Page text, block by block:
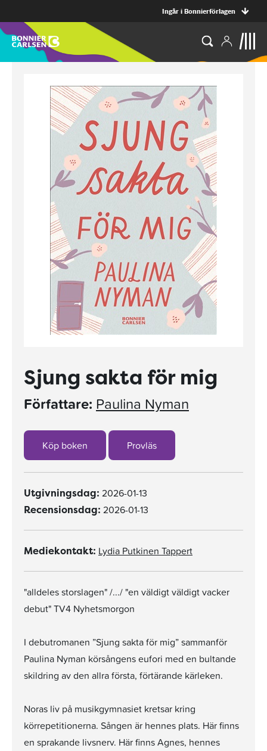
Ingår i Bonnierförlagen
Sjung sakta för mig
Författare: Paulina Nyman
Köp boken Provläs
Utgivningsdag: 2026-01-13
Recensionsdag: 2026-01-13
Mediekontakt: Lydia Putkinen Tappert
"alldeles storslagen" /.../ "en väldigt väldigt vacker
debut" TV4 Nyhetsmorgon
I debutromanen ”Sjung sakta för mig” sammanför
Paulina Nyman körsångens eufori med en bultande
skildring av den allra första, förtärande kärleken.
Noras liv på musikgymnasiet kretsar kring
körrepetitionerna. Sången är hennes plats. Här finns
en sprakande livsnerv. Här finns Agnes, hennes